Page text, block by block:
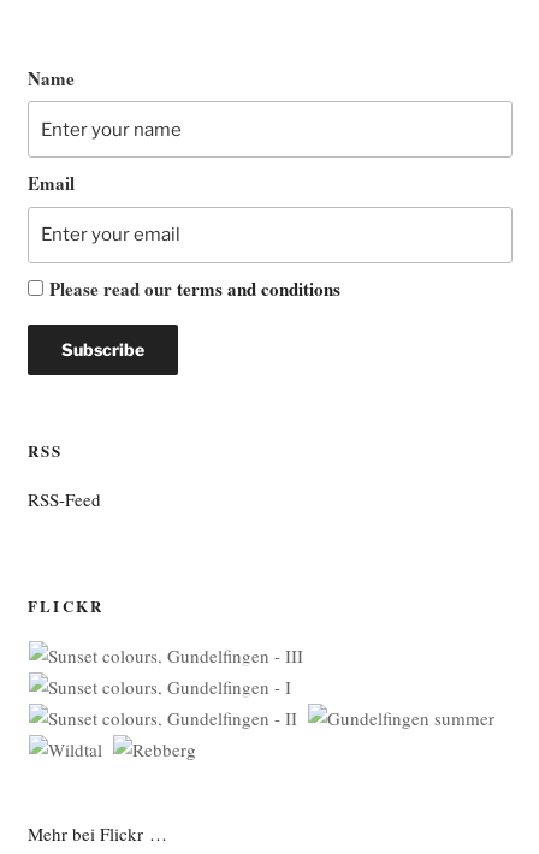
Name
Email
Please read ourterms and conditions
RSS
RSS-Feed
FLICKR
Mehr bei Flickr …